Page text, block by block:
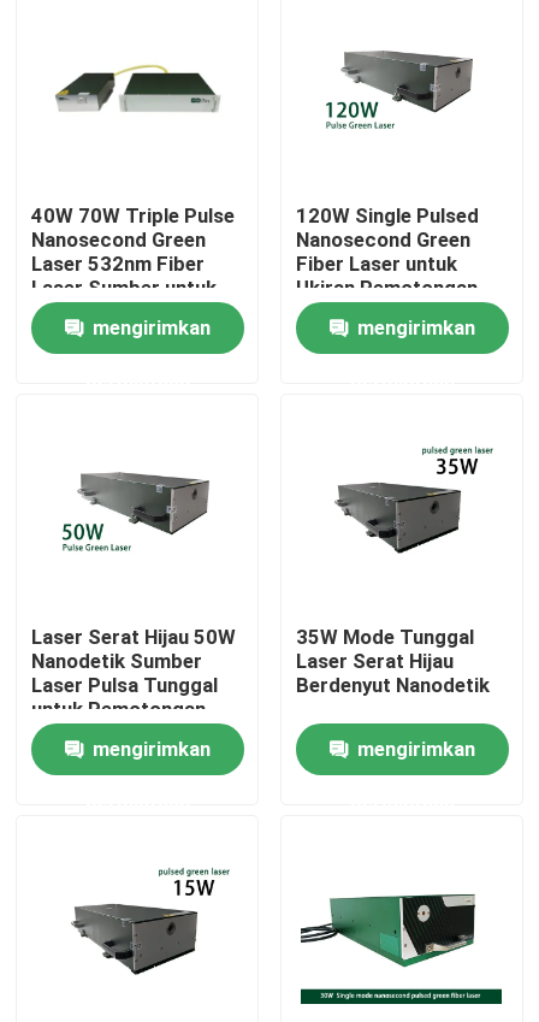
Rumah
Video
Pertunjukan VR
Tentang kami
Tur Pabrik
Kontrol kualitas
Permintaan Penawaran
40W 70W Triple Pulse
Nanosecond Green
Laser 532nm Fiber
Laser Sumber untuk
pemrosesan
fotovoltaikmengirimkan
120W Single Pulsed
Nanosecond Green
Fiber Laser untuk
Ukiran Pemotongan
Penandaan
mengirimkan
Laser Serat Hijau 50W
Nanodetik Sumber
Laser Pulsa Tunggal
untuk Pemotongan
Penandaan
Mikrokemasan
mengirimkan
35W Mode Tunggal
Laser Serat Hijau
Berdenyut Nanodetik
mengirimkan